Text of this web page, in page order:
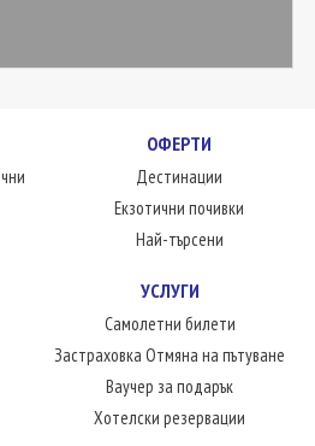
ОФЕРТИ
Дестинации
Екзотични почивки
Най-търсени
УСЛУГИ
Самолетни билети
Застраховка Отмяна на пътуване
Ваучер за подарък
Хотелски резервации